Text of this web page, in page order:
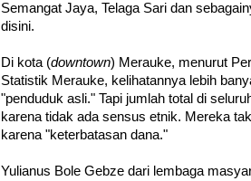
Semangat Jaya, Telaga Sari dan
disini.
Di kota (downtown) Merauke, menurut
Statistik Merauke, kelihatannya lebih
"penduduk asli." Tapi jumlah total di
karena tidak ada sensus etnik. Mereka
karena "keterbatasan dana."
Yulianus Bole Gebze dari lembaga